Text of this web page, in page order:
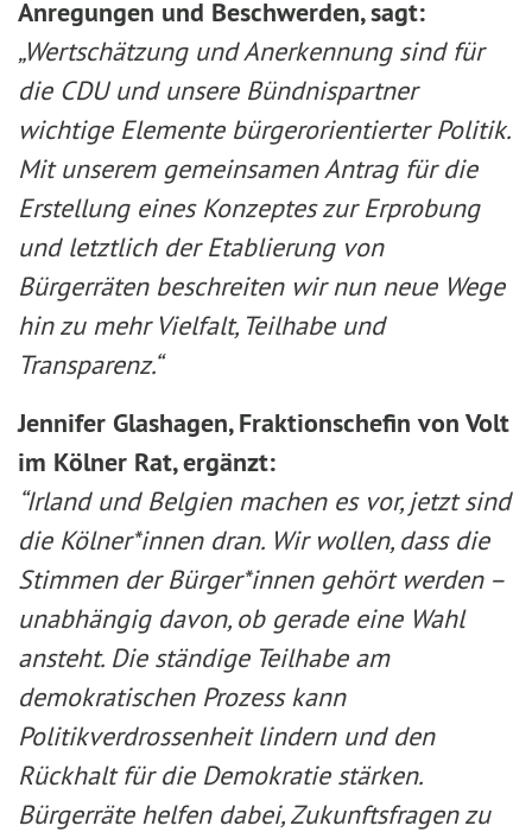
Anregungen und Beschwerden, sagt:
„Wertschätzung und Anerkennung sind für
die CDU und unsere Bündnispartner
wichtige Elemente bürgerorientierter Politik.
Mit unserem gemeinsamen Antrag für die
Erstellung eines Konzeptes zur Erprobung
und letztlich der Etablierung von
Bürgerräten beschreiten wir nun neue Wege
hin zu mehr Vielfalt, Teilhabe und
Transparenz.“
Jennifer Glashagen, Fraktionschefin von Volt
im Kölner Rat, ergänzt:
“Irland und Belgien machen es vor, jetzt sind
die Kölner*innen dran. Wir wollen, dass die
Stimmen der Bürger*innen gehört werden –
unabhängig davon, ob gerade eine Wahl
ansteht. Die ständige Teilhabe am
demokratischen Prozess kann
Politikverdrossenheit lindern und den
Rückhalt für die Demokratie stärken.
Bürgerräte helfen dabei, Zukunftsfragen zu